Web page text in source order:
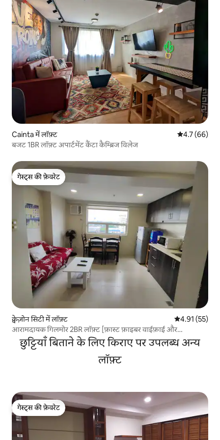
Cainta में लॉफ़्ट औसत रेटिंग 5 में
4.7 (66)
बजट 1BR लॉफ़्ट अपार्टमेंट कैंटा कैम्ब्रिज विलेज
गेस्ट्स की फ़ेवरेट
गेस्ट्स की फ़ेवरेट
क्वेज़ोन सिटी में लॉफ़्ट औसत रेटिंग 5 में
4.91 (55)
आरामदायक गिलमोर 2BR लॉफ़्ट [फ़ास्ट फ़ाइबर वाईफ़ाई और
नेटफ़्लिक्स]
छुट्टियाँ बिताने के लिए किराए पर उपलब्ध अन्य
लॉफ़्ट
गेस्ट्स की फ़ेवरेट
गेस्ट्स की फ़ेवरेट